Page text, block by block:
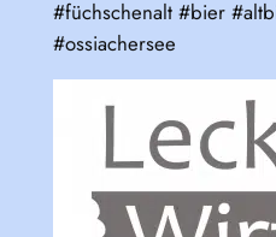
#füchschenalt #bier
#ossiachersee